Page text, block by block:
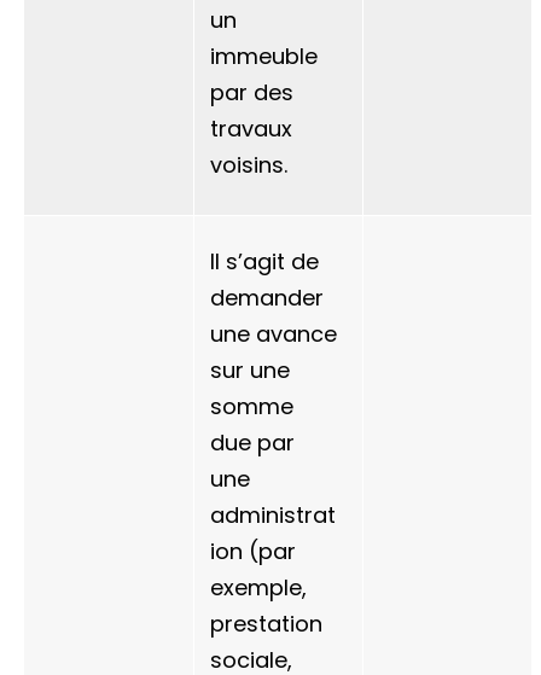
un
immeuble
par des
travaux
voisins.
Il s’agit de
demander
une avance
sur une
somme
due par
une
administrat
ion (par
exemple,
prestation
sociale,